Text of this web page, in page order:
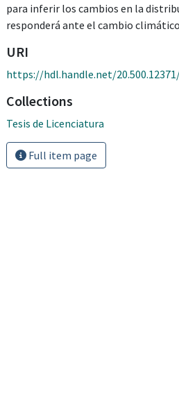
para inferir los cambios en la
responderá ante el cambio
URI
https://hdl.handle.net/
Collections
Tesis de Licenciatura
Full item page